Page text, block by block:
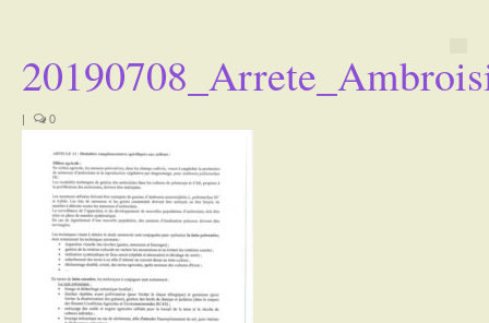
La Mairie
Le village
Tourisme
Actualités
Activités
Poésie
| 0